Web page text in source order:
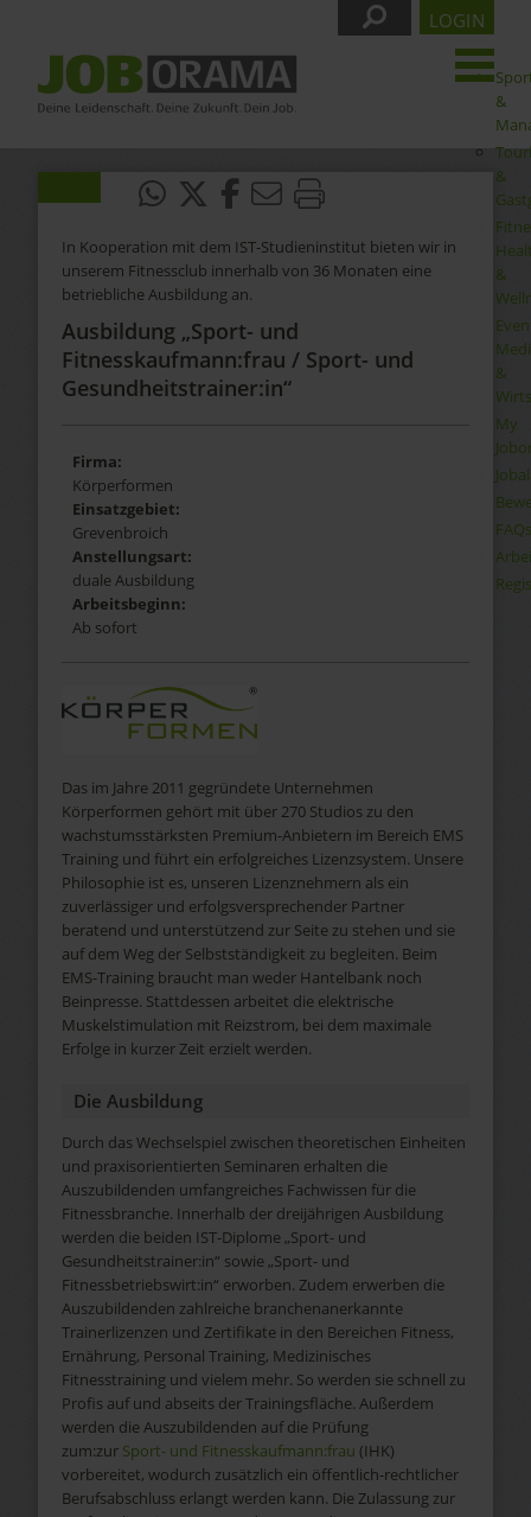
&
&
&
&
My
FAQs
LOGIN
In Kooperation mit dem IST-Studieninstitut bieten wir in
unserem Fitnessclub innerhalb von 36 Monaten eine
betriebliche Ausbildung an.
Ausbildung „Sport- und
Fitnesskaufmann:frau / Sport- und
Gesundheitstrainer:in“
Firma:
Körperformen
Einsatzgebiet:
Grevenbroich
Anstellungsart:
duale Ausbildung
Arbeitsbeginn:
Ab sofort
Das im Jahre 2011 gegründete Unternehmen
Körperformen gehört mit über 270 Studios zu den
wachstumsstärksten Premium-Anbietern im Bereich EMS
Training und führt ein erfolgreiches Lizenzsystem. Unsere
Philosophie ist es, unseren Lizenznehmern als ein
zuverlässiger und erfolgsversprechender Partner
beratend und unterstützend zur Seite zu stehen und sie
auf dem Weg der Selbstständigkeit zu begleiten. Beim
EMS-Training braucht man weder Hantelbank noch
Beinpresse. Stattdessen arbeitet die elektrische
Muskelstimulation mit Reizstrom, bei dem maximale
Erfolge in kurzer Zeit erzielt werden.
Die Ausbildung
Durch das Wechselspiel zwischen theoretischen Einheiten
und praxisorientierten Seminaren erhalten die
Auszubildenden umfangreiches Fachwissen für die
Fitnessbranche. Innerhalb der dreijährigen Ausbildung
werden die beiden IST-Diplome „Sport- und
Gesundheitstrainer:in“ sowie „Sport- und
Fitnessbetriebswirt:in“ erworben. Zudem erwerben die
Auszubildenden zahlreiche branchenanerkannte
Trainerlizenzen und Zertifikate in den Bereichen Fitness,
Ernährung, Personal Training, Medizinisches
Fitnesstraining und vielem mehr. So werden sie schnell zu
Profis auf und abseits der Trainingsfläche. Außerdem
werden die Auszubildenden auf die Prüfung
zum:zur Sport- und Fitnesskaufmann:frau (IHK)
vorbereitet, wodurch zusätzlich ein öffentlich-rechtlicher
Berufsabschluss erlangt werden kann. Die Zulassung zur